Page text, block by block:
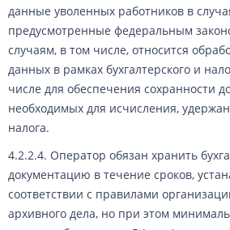
данные уволенных работников в
предусмотренные федеральным
случаям, в том числе, относится
данных в рамках бухгалтерского и
числе для обеспечения сохранности
необходимых для исчисления,
налога.
4.2.2.4. Оператор обязан хранить
документацию в течение сроков,
соответствии с правилами
архивного дела, но при этом